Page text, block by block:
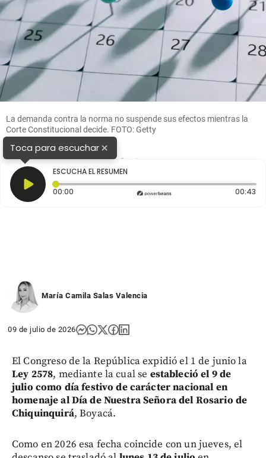
La demanda contra la norma no suspende sus efectos mientras la
Corte Constitucional decide. FOTO: Getty
Toca para escuchar×
ESCUCHA EL RESUMEN
00:00 Tiempo transcurrido: 0 segundos 00:43
María Camila Salas Valencia
09 de julio de 2026
El Congreso de la República expidió el 1 de junio la
Ley 2578, mediante la cual se estableció el 9 de
julio como día festivo de carácter nacional en
homenaje al Día de Nuestra Señora del Rosario de
Chiquinquirá, Boyacá.
Como en 2026 esa fecha coincide con un jueves, el